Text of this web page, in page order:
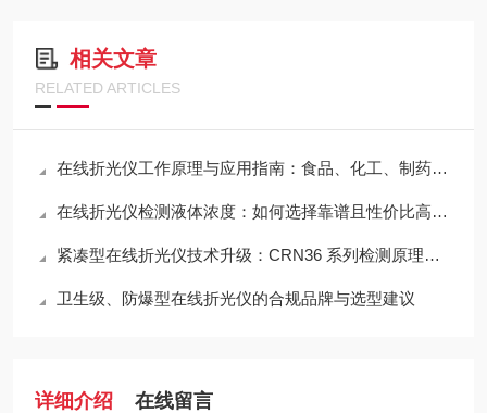
相关文章
RELATED ARTICLES
在线折光仪工作原理与应用指南：食品、化工、制药行业必读
在线折光仪检测液体浓度：如何选择靠谱且性价比高的品牌
紧凑型在线折光仪技术升级：CRN36 系列检测原理与性能特点
卫生级、防爆型在线折光仪的合规品牌与选型建议
详细介绍 在线留言